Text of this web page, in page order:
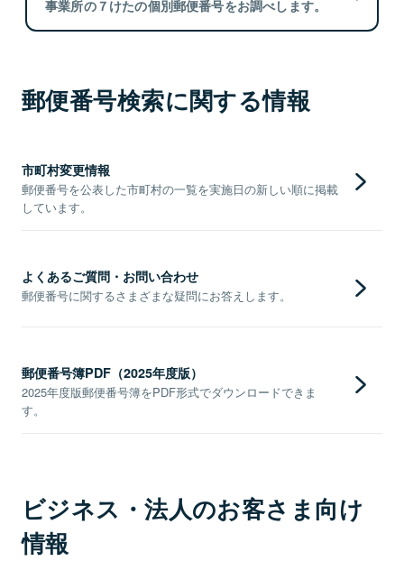
事業所の７けたの個別郵便番号をお調べします。
郵便番号検索に関する情報
市町村変更情報
郵便番号を公表した市町村の一覧を実施日の新しい順に掲載
しています。
よくあるご質問・お問い合わせ
郵便番号に関するさまざまな疑問にお答えします。
郵便番号簿PDF（2025年度版）
2025年度版郵便番号簿をPDF形式でダウンロードできま
す。
ビジネス・法人のお客さま向け
情報